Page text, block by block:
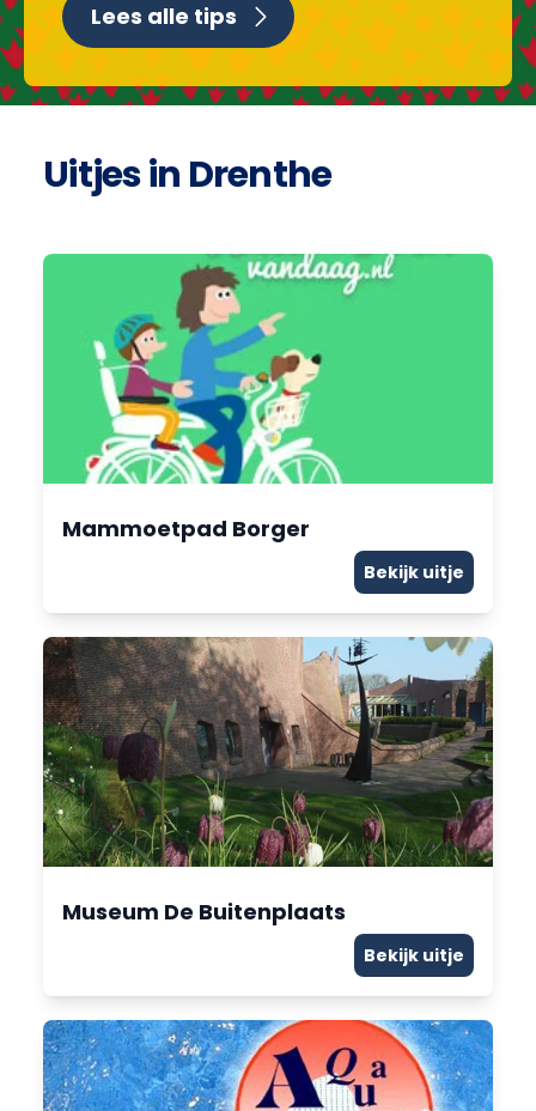
Lees alle tips
Uitjes in Drenthe
Mammoetpad Borger
Bekijk uitje
Museum De Buitenplaats
Bekijk uitje